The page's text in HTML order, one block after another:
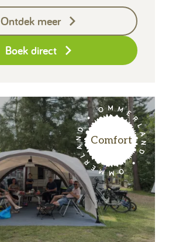
Exclusief
Borg I-con € 25,-
Ontdek meer
Boek direct
Comfort